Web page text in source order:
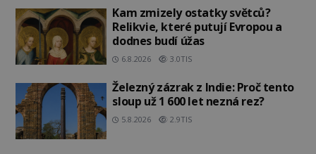
Kam zmizely ostatky světců?
Relikvie, které putují Evropou a
dodnes budí úžas
6.8.2026 3.0TIS
Železný zázrak z Indie: Proč tento
sloup už 1 600 let nezná rez?
5.8.2026 2.9TIS